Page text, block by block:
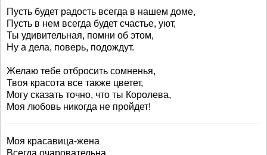
Пусть будет радость всегда в нашем доме,
Пусть в нем всегда будет счастье, уют,
Ты удивительная, помни об этом,
Ну а дела, поверь, подождут.
Желаю тебе отбросить сомненья,
Твоя красота все также цветет,
Могу сказать точно, что ты Королева,
Моя любовь никогда не пройдет!
Моя красавица-жена
Всегда очаровательна,